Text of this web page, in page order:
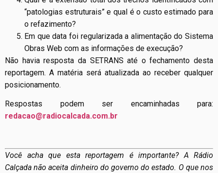
“patologias estruturais” e qual é o custo estimado para
o refazimento?
Em que data foi regularizada a alimentação do Sistema
Obras Web com as informações de execução?
Não havia resposta da SETRANS até o fechamento desta
reportagem. A matéria será atualizada ao receber qualquer
posicionamento.
Respostas podem ser encaminhadas para:
redacao@radiocalcada.com.br
Você acha que esta reportagem é importante? A Rádio
Calçada não aceita dinheiro do governo do estado. O que nos